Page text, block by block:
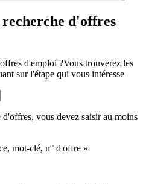
d'offres
d'emploi ?Vous trouverez les
sur l'étape qui vous intéresse
vous devez saisir au moins
mot-clé, n° d'offre »